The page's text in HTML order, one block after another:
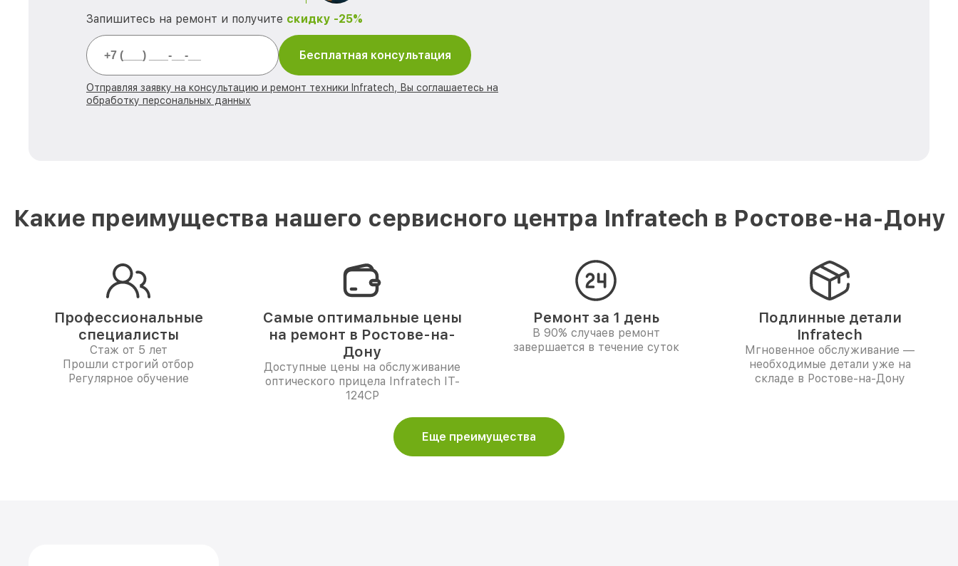
Запишитесь на ремонт и получите скидку -25%
Бесплатная консультация
Отправляя заявку на консультацию и ремонт техники Infratech, Вы соглашаетесь на
обработку персональных данных
Какие преимущества нашего сервисного центра Infratech в Ростове-на-Дону
Профессиональные
специалисты
Стаж от 5 лет
Прошли строгий отбор
Регулярное обучение
Самые оптимальные цены
на ремонт в Ростове-на-
Дону
Доступные цены на обслуживание
оптического прицела Infratech IT-
124CP
Ремонт за 1 день
В 90% случаев ремонт
завершается в течение суток
Подлинные детали
Infratech
Мгновенное обслуживание —
необходимые детали уже на
складе в Ростове-на-Дону
Еще преимущества